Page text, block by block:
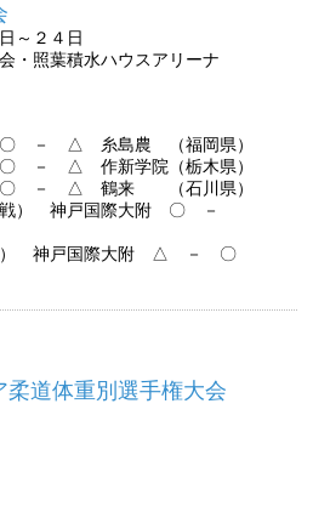
～２４日
・照葉積水ハウスアリーナ
〇 － △ 糸島農 （福岡県）
－ △ 作新学院（栃木県）
〇 － △ 鶴来 （石川県）
戦） 神戸国際大附 〇 －
戦） 神戸国際大附 △ － 〇
柔道体重別選手権大会